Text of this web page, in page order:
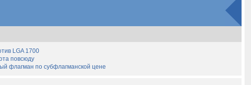
LGA 1700
повсюду
флагман по субфлагманской цене